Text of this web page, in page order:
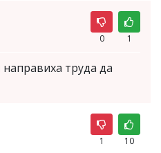
0 1
труда да
1 10